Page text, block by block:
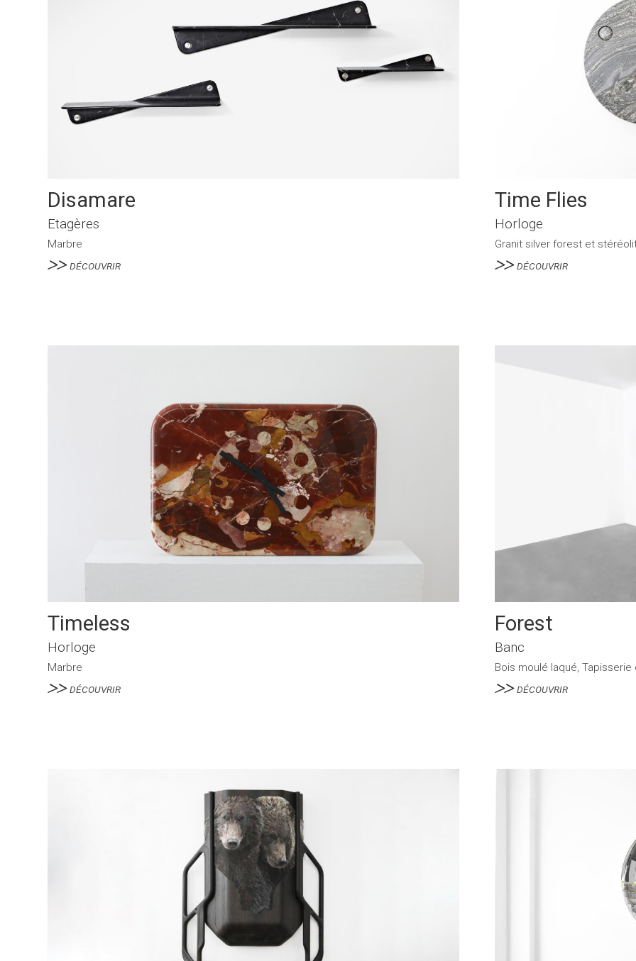
Disamare
Etagères
Marbre
DÉCOUVRIR
Time Flies
Horloge
Granit silver forest et
DÉCOUVRIR
Timeless
Horloge
Marbre
DÉCOUVRIR
Forest
Banc
Bois moulé laqué, Tapisserie
DÉCOUVRIR